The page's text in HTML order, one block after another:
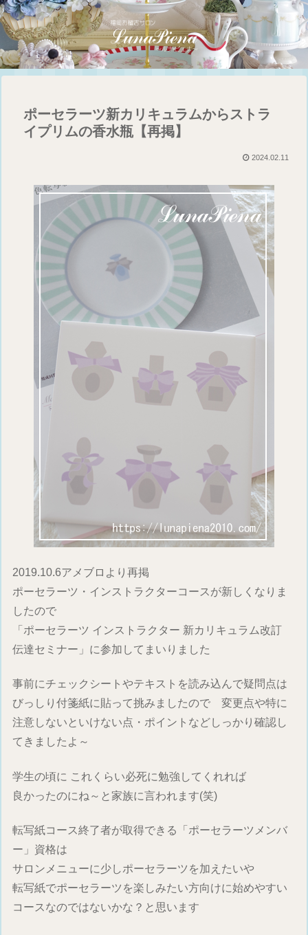
ポーセラーツ新カリキュラムからストラ
イプリムの香水瓶【再掲】
2024.02.11
2019.10.6アメブロより再掲
ポーセラーツ・インストラクターコースが新しくなりま
したので
「ポーセラーツ インストラクター 新カリキュラム改訂
伝達セミナー」に参加してまいりました
事前にチェックシートやテキストを読み込んで疑問点は
びっしり付箋紙に貼って挑みましたので 変更点や特に
注意しないといけない点・ポイントなどしっかり確認し
てきましたよ～
学生の頃に これくらい必死に勉強してくれれば
良かったのにね～と家族に言われます(笑)
転写紙コース終了者が取得できる「ポーセラーツメンバ
ー」資格は
サロンメニューに少しポーセラーツを加えたいや
転写紙でポーセラーツを楽しみたい方向けに始めやすい
コースなのではないかな？と思います